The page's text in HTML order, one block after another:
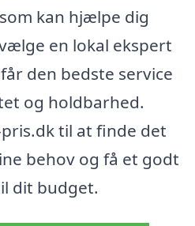
kan hjælpe dig
en lokal ekspert
den bedste service
og holdbarhed.
til at finde det
behov og få et godt
dit budget.